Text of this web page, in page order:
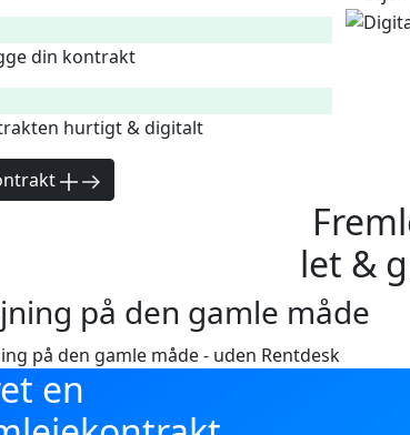
din kontrakt
hurtigt & digitalt
let &
på den gamle måde
en